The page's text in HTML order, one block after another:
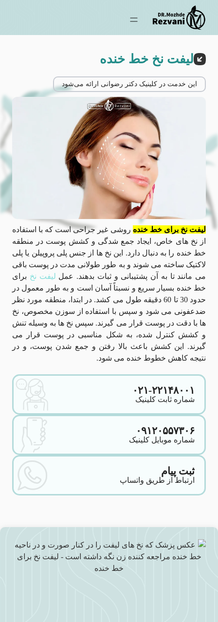
لیفت نخ خط خنده
این خدمت در کلینیک دکتر رضوانی ارائه می‌شود
لیفت نخ برای خط خنده روشی غیر جراحی است که با استفاده
از نخ‌ های خاص، ایجاد جمع‌ شدگی و کشش پوست در منطقه
خط خنده را به دنبال دارد. این نخ‌ ها از جنس پلی پروپیلن یا پلی
لاکتیک ساخته می‌ شوند و به طور طولانی مدت در پوست باقی
می ‌مانند تا به آن پشتیبانی و ثبات بدهند. عمل لیفت نخ برای
خط خنده بسیار سریع و نسبتاً آسان است و به طور معمول در
حدود 30 تا 60 دقیقه طول می‌ کشد. در ابتدا، منطقه مورد نظر
ضدعفونی می ‌شود و سپس با استفاده از سوزن مخصوص، نخ
‌ها با دقت در پوست قرار می‌ گیرند. سپس نخ‌ ها به وسیله تنش
و کشش کنترل شده، به شکل مناسبی در پوست قرار می‌
گیرند. این کشش باعث بالا رفتن و جمع شدن پوست، و در
نتیجه کاهش خطوط خنده می‌ شود.
۰۲۱-۲۲۱۴۸۰۰۱
شماره ثابت کلینیک
۰۹۱۲۰۵۵۷۳۰۶
شماره موبایل کلینیک
ثبت پیام
ارتباط از طریق واتساپ